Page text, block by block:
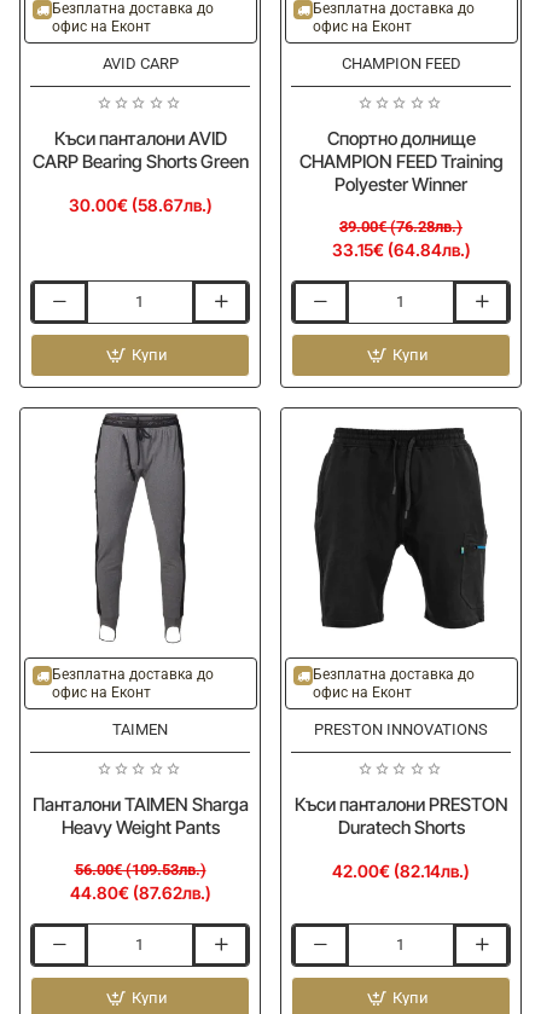
Ново
Безплатна доставка до
офис на Еконт
AVID CARP
Къси панталони AVID
CARP Bearing Shorts Green
30.00€ (58.67лв.)
панталони
CARP
Bearing
Купи
Ново
-15%
Безплатна доставка до
офис на Еконт
CHAMPION FEED
Спортно долнище
CHAMPION FEED Training
Polyester Winner
33.15€ (64.84лв.)
39.00€ (76.28лв.)
долнище
CHAMPION
FEED
Training
Polyester
Winner
Купи
Ново
-20%
Безплатна доставка до
офис на Еконт
TAIMEN
Панталони TAIMEN Sharga
Heavy Weight Pants
44.80€ (87.62лв.)
56.00€ (109.53лв.)
TAIMEN
Купи
Безплатна доставка до
офис на Еконт
PRESTON INNOVATIONS
Къси панталони PRESTON
Duratech Shorts
42.00€ (82.14лв.)
панталони
PRESTON
Купи